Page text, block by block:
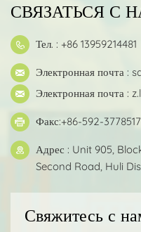
СВЯЗАТЬСЯ С
Тел. : +86 13959214481
Электронная почта :
Электронная почта :
Факс:+86-592-3778517
Адрес : Unit 905,
Second Road, Huli
Свяжитесь с